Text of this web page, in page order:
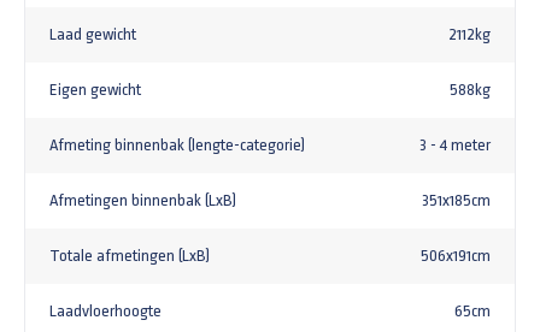
Laad gewicht 2112kg
Eigen gewicht 588kg
Afmeting binnenbak (lengte-categorie) 3 - 4 meter
Afmetingen binnenbak (LxB) 351x185cm
Totale afmetingen (LxB) 506x191cm
Laadvloerhoogte 65cm